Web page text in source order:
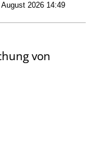
2026 14:49
von